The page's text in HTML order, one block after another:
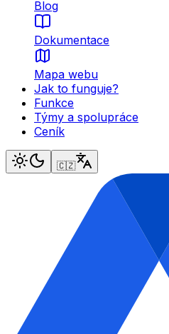
Blog
Dokumentace
Mapa webu
Jak to funguje?
Funkce
Týmy a spolupráce
Ceník
🇨🇿